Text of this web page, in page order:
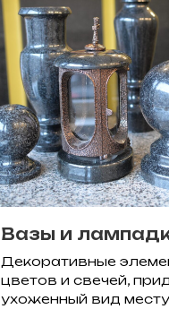
Вазы и
Декоративные
цветов и свечей,
ухоженный вид